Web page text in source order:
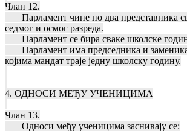
Члан 12.
Парламент чине по два представника
седмог и осмог разреда.
Парламент се бира сваке школске
Парламент има председника и
којима мандат траје једну школску годину.
4. ОДНОСИ МЕЂУ УЧЕНИЦИМА
Члан 13.
Односи међу ученицима заснивају се: